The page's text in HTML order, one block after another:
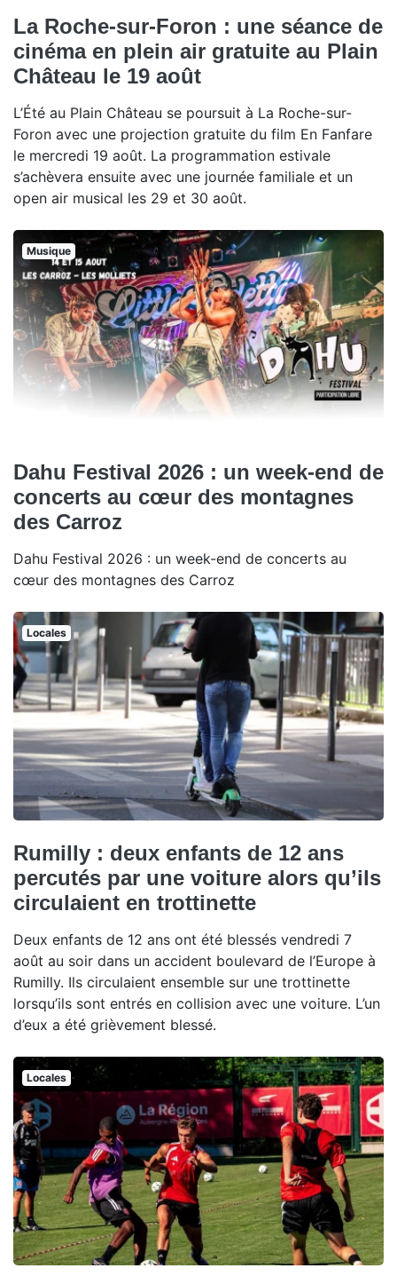
La Roche-sur-Foron : une séance de
cinéma en plein air gratuite au Plain
Château le 19 août
L’Été au Plain Château se poursuit à La Roche-sur-
Foron avec une projection gratuite du film En Fanfare
le mercredi 19 août. La programmation estivale
s’achèvera ensuite avec une journée familiale et un
open air musical les 29 et 30 août.
Musique
Dahu Festival 2026 : un week-end de
concerts au cœur des montagnes
des Carroz
Dahu Festival 2026 : un week-end de concerts au
cœur des montagnes des Carroz
Locales
Rumilly : deux enfants de 12 ans
percutés par une voiture alors qu’ils
circulaient en trottinette
Deux enfants de 12 ans ont été blessés vendredi 7
août au soir dans un accident boulevard de l’Europe à
Rumilly. Ils circulaient ensemble sur une trottinette
lorsqu’ils sont entrés en collision avec une voiture. L’un
d’eux a été grièvement blessé.
Locales